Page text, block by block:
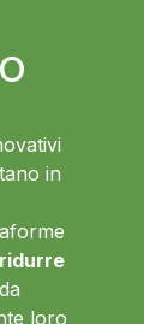
in
ridurre
da
loro